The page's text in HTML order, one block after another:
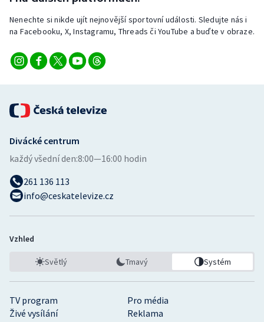
Sportovní střelba
Stolní tenis
Volejbal
Nenechte si nikde ujít nejnovější sportovní události. Sledujte nás i
na Facebooku, X, Instagramu, Threads či YouTube a buďte v obraze.
TV program
Pro média
Živé vysílání
Reklama
Divácké centrum
každý všední den:8:00—16:00 hodin
261 136 113
info@ceskatelevize.cz
Vzhled
Světlý Tmavý Systém